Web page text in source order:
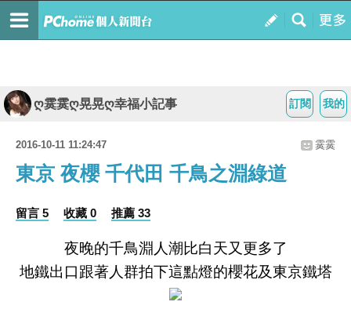
我的
訂閱
ღ霙霙ღ晃晃ღ幸福小記事
2016-10-11 11:24:47 霙霙
東京 夜櫻 千代田 千鳥之淵綠道
留言 5 收藏 0 推薦 33
夜晚的千鳥淵人潮比白天又更多了
地鐵出口跟著人群拍下這點燈的櫻花及東京鐵塔